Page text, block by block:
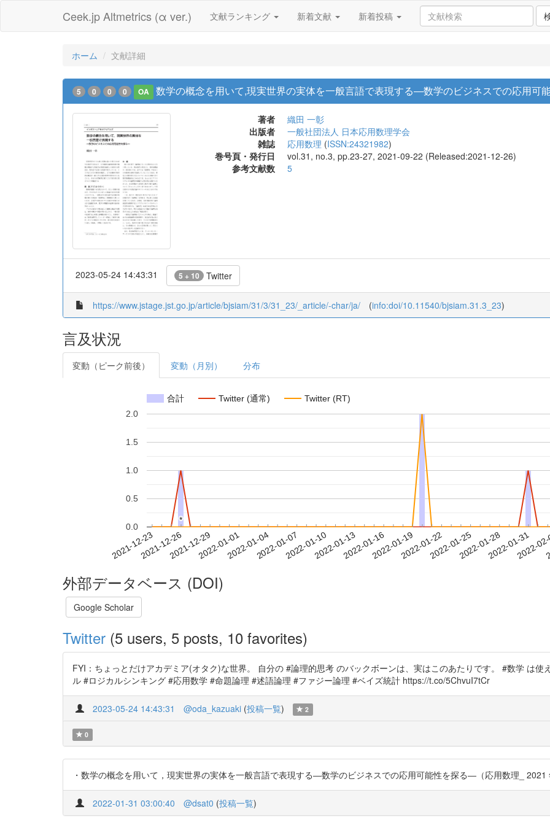
Ceek.jp Altmetrics (α ver.) 文献ランキング 新着文献 新着投稿
ホーム 文献詳細
5 0 0 0 OA 数学の概念を用いて,現実世界の実体を一般言語で表現する―数学のビジネスでの応用可
著者
織田 一彰
出版者
一般社団法人 日本応用数理学会
雑誌
応用数理 (ISSN:24321982)
巻号頁・発行日
vol.31, no.3, pp.23-27, 2021-09-22 (Released:2021-12-26)
参考文献数
5
2023-05-24 14:43:31 5 + 10 Twitter
https://www.jstage.jst.go.jp/article/bjsiam/31/3/31_23/_article/-char/ja/ (info:doi/10.11540/bjsiam.31.3_23)
言及状況
変動（ピーク前後） 変動（月別） 分布
合計 Twitter (通常) Twitter (RT)
2021-12-232021-12-262021-12-292022-01-012022-01-042022-01-072022-01-102022-01-132022-01-162022-01-192022-01-222022-01-252022-01-282022-01-31
2022-
0.0
0.5
1.0
1.5
2.0
*
*
外部データベース (DOI)
Google Scholar
Twitter (5 users, 5 posts, 10 favorites)
FYI：ちょっとだけアカデミア(オタク)な世界。 自分の #論理的思考 のバックボーンは、実はこのあたりです。 #数学 は
ル #ロジカルシンキング #応用数学 #命題論理 #述語論理 #ファジー論理 #ベイズ統計 https://t.co/5ChvuI7tCr
2023-05-24 14:43:31 @oda_kazuaki (投稿一覧) 2
0
・数学の概念を用いて，現実世界の実体を一般言語で表現する―数学のビジネスでの応用可能性を探る―（応用数理_
2022-01-31 03:00:40 @dsat0 (投稿一覧)